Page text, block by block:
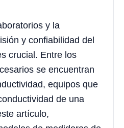
y la
y confiabilidad del
crucial. Entre los
se encuentran
equipos que
de una
artículo,